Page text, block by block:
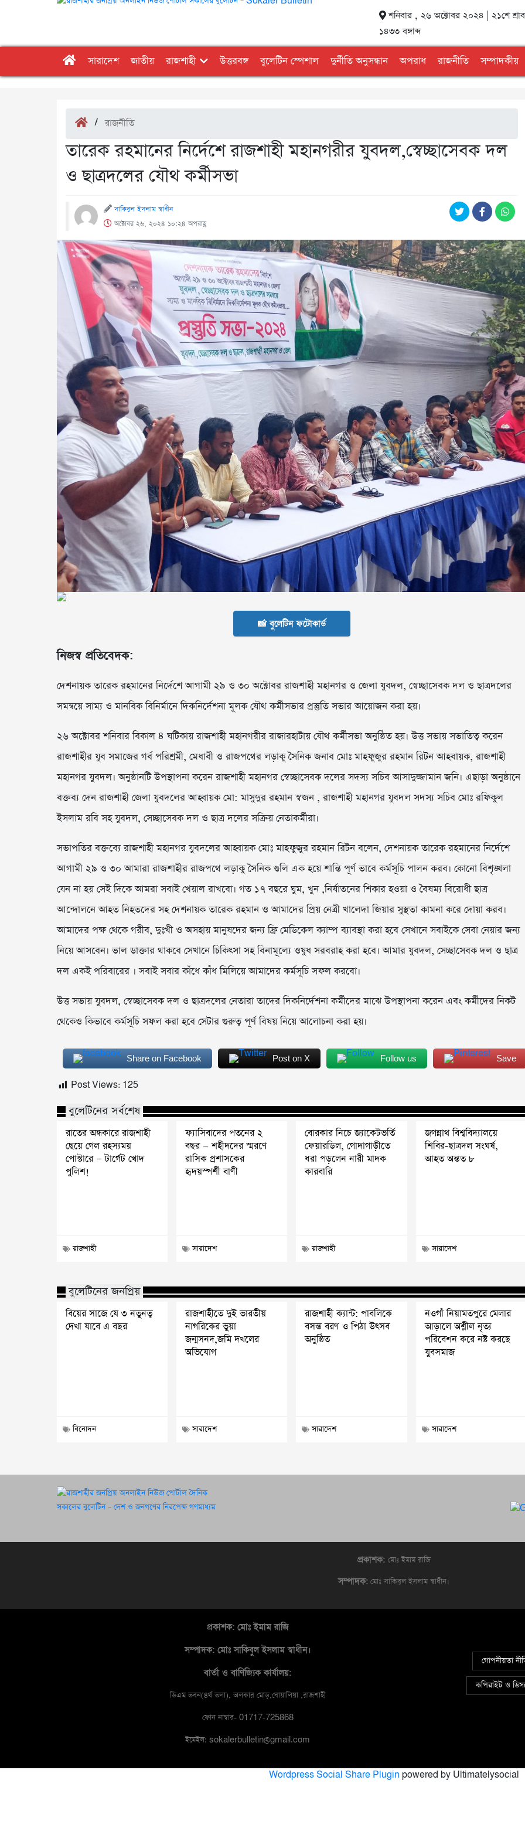
শনিবার , ২৬ অক্টোবর ২০২৪ | ২১শে
১৪৩৩ বঙ্গাব্দ
সারাদেশ জাতীয় রাজশাহী উত্তরবঙ্গ বুলেটিন স্পেশাল দুর্নীতি অনুসন্ধান অপরাধ রাজনীতি সম্পাদকীয়
/রাজনীতি
তারেক রহমানের নির্দেশে রাজশাহী মহানগরীর যুবদল,স্বেচ্ছাসেবক দল
ও ছাত্রদলের যৌথ কর্মীসভা
সাকিবুল ইসলাম স্বাধীন
অক্টোবর ২৬, ২০২৪ ১০:২৪ অপরাহ্ণ
📸 বুলেটিন ফটোকার্ড
নিজস্ব প্রতিবেদক:
দেশনায়ক তারেক রহমানের নির্দেশে আগামী ২৯ ও ৩০ অক্টোবর রাজশাহী মহানগর ও জেলা যুবদল, স্বেচ্ছাসেবক দল ও ছাত্রদলের
সমন্বয়ে সাম্য ও মানবিক বিনির্মানে দিকনির্দেশনা মূলক যৌথ কর্মীসভার প্রস্তুতি সভার আয়োজন করা হয়।
২৬ অক্টোবর শনিবার বিকাল ৪ ঘটিকায় রাজশাহী মহানগরীর রাজারহাটায় যৌথ কর্মীসভা অনুষ্ঠিত হয়। উত্ত সভায় সভাতিত্ব করেন
রাজশাহীর যুব সমাজের গর্ব পরিশ্রমী, মেধাবী ও রাজপথের লড়াকু সৈনিক জনাব মোঃ মাহফুজুর রহমান রিটন আহবায়ক, রাজশাহী
মহানগর যুবদল। অনুষ্ঠানটি উপস্থাপনা করেন রাজশাহী মহানগর স্বেচ্ছাসেবক দলের সদস্য সচিব আসাদুজ্জামান জনি। এছাড়া অনুষ্ঠানে
বক্তব্য দেন রাজশাহী জেলা যুবদলের আহ্বায়ক মো: মাসুদুর রহমান স্বজন , রাজশাহী মহানগর যুবদল সদস্য সচিব মোঃ রফিকুল
ইসলাম রবি সহ যুবদল, সেচ্ছাসেবক দল ও ছাত্র দলের সক্রিয় নেতাকর্মীরা।
সভাপতির বক্তব্যে রাজশাহী মহানগর যুবদলের আহ্বায়ক মোঃ মাহফুজুর রহমান রিটন বলেন, দেশনায়ক তারেক রহমানের নির্দেশে
আগামী ২৯ ও ৩০ আমারা রাজশাহীর রাজপথে লড়াকু সৈনিক গুলি এক হয়ে শান্তি পূর্ণ ভাবে কর্মসূচি পালন করব। কোনো বিশৃঙ্খলা
যেন না হয় সেই দিকে আমরা সবাই খেয়াল রাখবো। গত ১৭ বছরে ঘুম, খুন ,নির্যাতনের শিকার হওয়া ও বৈষম্য বিরোধী ছাত্র
আন্দোলনে আহত নিহতদের সহ দেশনায়ক তারেক রহমান ও আমাদের প্রিয় নেত্রী খালেদা জিয়ার সুস্থতা কামনা করে দোয়া করব।
আমাদের পক্ষ থেকে গরীব, দুঃখী ও অসহায় মানুষদের জন্য ফ্রি মেডিকেল ক্যাম্প ব্যাবস্থা করা হবে সেখানে সবাইকে সেবা নেয়ার জন্য
নিয়ে আসবেন। ভাল ডাক্তার থাকবে সেখানে চিকিৎসা সহ বিনামূল্যে ওষুধ সরবরাহ করা হবে। আমার যুবদল, সেচ্ছাসেবক দল ও ছাত্র
দল একই পরিবারের । সবাই সবার কাঁধে কাঁধ মিলিয়ে আমাদের কর্মসূচি সফল করবো।
উত্ত সভায় যুবদল, স্বেচ্ছাসেবক দল ও ছাত্রদলের নেতারা তাদের দিকনির্দেশনা কর্মীদের মাঝে উপস্থাপনা করেন এবং কর্মীদের নিকট
থেকেও কিভাবে কর্মসূচি সফল করা হবে সেটার গুরুত্ব পূর্ণ বিষয় নিয়ে আলোচনা করা হয়।
Share on Facebook Post on X Follow us Save
Post Views: 125
বুলেটিনের সর্বশেষ
রাতের অন্ধকারে রাজশাহী
ছেয়ে গেল রহস্যময়
পোস্টারে — টার্গেট খোদ
পুলিশ!
রাজশাহী
ফ্যাসিবাদের পতনের ২
বছর — শহীদদের স্মরণে
রাসিক প্রশাসকের
হৃদয়স্পর্শী বাণী
সারাদেশ
বোরকার নিচে জ্যাকেটভর্তি
ফেয়ারডিল, গোদাগাড়ীতে
ধরা পড়লেন নারী মাদক
কারবারি
রাজশাহী
জগন্নাথ বিশ্ববিদ্যালয়ে
শিবির-ছাত্রদল সংঘর্ষ,
আহত অন্তত ৮
সারাদেশ
বুলেটিনের জনপ্রিয়
বিয়ের সাজে যে ৩ নতুনত্ব
দেখা যাবে এ বছর
বিনোদন
রাজশাহীতে দুই ভারতীয়
নাগরিকের ভুয়া
জন্মসনদ,জমি দখলের
অভিযোগ
সারাদেশ
রাজশাহী ক্যান্ট: পাবলিকে
বসন্ত বরণ ও পিঠা উৎসব
অনুষ্ঠিত
সারাদেশ
নওগাঁ নিয়ামতপুরে মেলার
আড়ালে অশ্লীল নৃত্য
পরিবেশন করে নষ্ট করছে
যুবসমাজ
সারাদেশ
প্রকাশক: মোঃ ইমাম রাজি
সম্পাদক: মোঃ সাকিবুল ইসলাম স্বাধীন।
প্রকাশক: মোঃ ইমাম রাজি
সম্পাদক: মোঃ সাকিবুল ইসলাম স্বাধীন।
বার্তা ও বাণিজ্যিক কার্যালয়:
ডিএম ভবন(৪র্থ তলা), অলকার মোড়,বোয়ালিয়া ,রাজশাহী
ফোন নাম্বার- 01717-725868
ইমেইল: sokalerbulletin@gmail.com
গোপনীয়তা
কপিরাইট ও
Wordpress Social Share Plugin powered by Ultimatelysocial